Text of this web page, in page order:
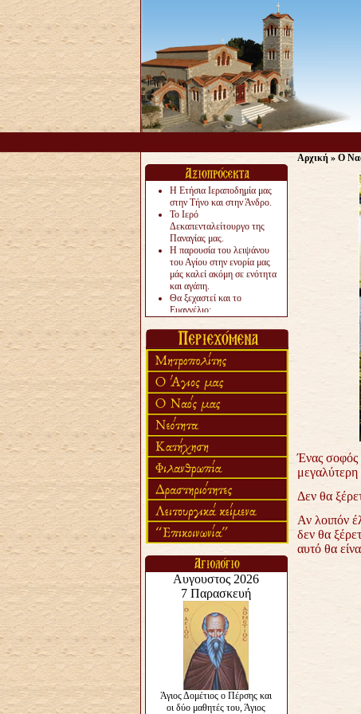
Η Ετήσια Ιεραποδημία μας
στην Τήνο και στην Άνδρο.
Το Ιερό
Δεκαπενταλείτουργο της
Παναγίας μας.
Η παρουσία του λειψάνου
του Αγίου στην ενορία μας
μάς καλεί ακόμη σε ενότητα
και αγάπη.
Θα ξεχαστεί και το
Ευαγγέλιο;
«πολύ αργά».
Ζητείται....
Αρχική» Ο
Ένας σοφός
μεγαλύτερη
Δεν θα
Αν λοιπόν
δεν θα
αυτό θα